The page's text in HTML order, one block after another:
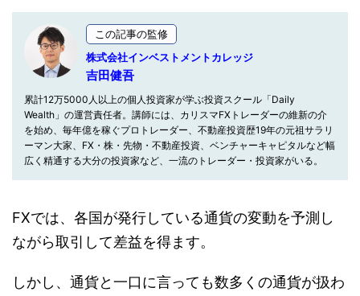
この記事の監修
株式会社インベストメントカレッジ
吉田健吾
累計12万5000人以上の個人投資家が学ぶ投資スクール「Daily
Wealth」の運営責任者。講師には、カリスマFXトレーダーの維新の介
を始め、毎年億を稼ぐプロトレーダー、不動産投資歴19年の元祖サラリ
ーマン大家、FX・株・先物・不動産投資、ベンチャーキャピタルなど幅
広く精通する大分の投資家など、一流のトレーダー・投資家がいる。
FXでは、各国が発行している通貨の変動を予測し
ながら取引して差益を得ます。
しかし、通貨と一口に言っても数多くの通貨が扱わ